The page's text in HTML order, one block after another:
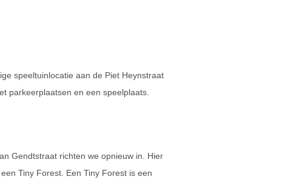
speeltuinlocatie aan de Piet Heynstraat
parkeerplaatsen en een speelplaats.
Gendtstraat richten we opnieuw in. Hier
Tiny Forest. Een Tiny Forest is een